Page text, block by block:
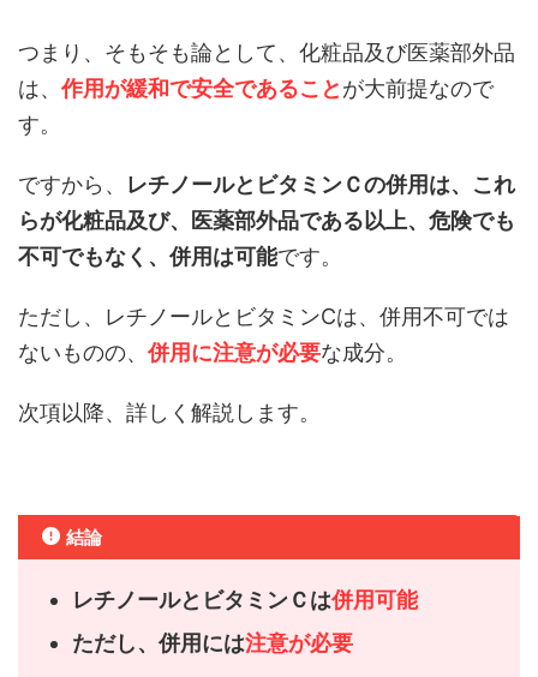
つまり、そもそも論として、化粧品及び医薬部外品
は、 作用が緩和で安全であることが大前提なので
す。
ですから、 レチノールとビタミンＣの併用は、これ
らが化粧品及び、医薬部外品である以上、危険でも
不可でもなく、併用は可能です。
ただし、レチノールとビタミンCは、併用不可では
ないものの、 併用に注意が必要な成分。
次項以降、詳しく解説します。
結論
レチノールとビタミンＣは併用可能
ただし、併用には注意が必要